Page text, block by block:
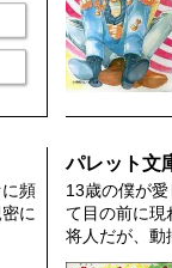
頻
に
パレット文
13歳の僕が
て目の前に現
将人だが、動